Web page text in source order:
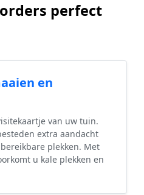
perfect
en
van uw tuin.
extra aandacht
plekken. Met
u kale plekken en